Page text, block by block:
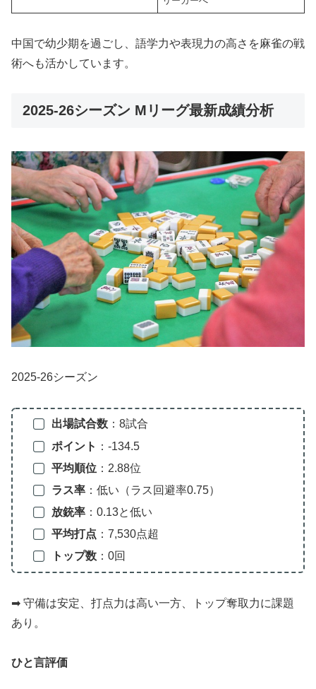
中国で幼少期を過ごし、語学力や表現力の高さを麻雀の戦
術へも活かしています。
2025-26シーズン Mリーグ最新成績分析
2025-26シーズン
出場試合数：8試合
ポイント ：-134.5
平均順位：2.88位
ラス率：低い（ラス回避率0.75）
放銃率：0.13と低い
平均打点 ：7,530点超
トップ数：0回
➡ 守備は安定、打点力は高い一方、トップ奪取力に課題
あり。
ひと言評価